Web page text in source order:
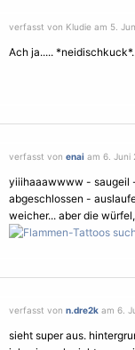
verfasst von Kludie am 5.
Ach ja.....
verfasst von enai am 6. Juni
yiiihaaawwww - saugeil
abgeschlossen -
weicher... aber die
verfasst von n.dre2k am 6.
sieht super aus.